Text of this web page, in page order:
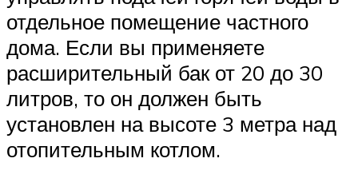
отдельное помещение частного
дома. Если вы применяете
расширительный бак от 20 до 30
литров, то он должен быть
установлен на высоте 3 метра над
отопительным котлом.